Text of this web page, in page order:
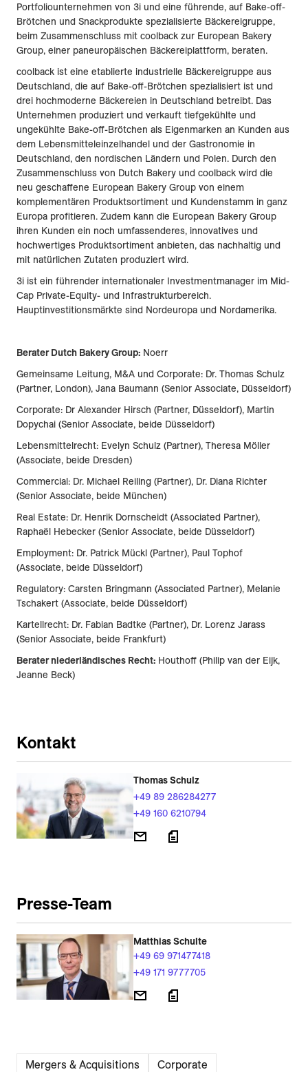
Portfoliounternehmen von 3i und eine führende, auf Bake-off-
Brötchen und Snackprodukte spezialisierte Bäckereigruppe,
beim Zusammenschluss mit coolback zur European Bakery
Group, einer paneuropäischen Bäckereiplattform, beraten.
coolback ist eine etablierte industrielle Bäckereigruppe aus
Deutschland, die auf Bake-off-Brötchen spezialisiert ist und
drei hochmoderne Bäckereien in Deutschland betreibt. Das
Unternehmen produziert und verkauft tiefgekühlte und
ungekühlte Bake-off-Brötchen als Eigenmarken an Kunden aus
dem Lebensmitteleinzelhandel und der Gastronomie in
Deutschland, den nordischen Ländern und Polen. Durch den
Zusammenschluss von Dutch Bakery und coolback wird die
neu geschaffene European Bakery Group von einem
komplementären Produktsortiment und Kundenstamm in ganz
Europa profitieren. Zudem kann die European Bakery Group
ihren Kunden ein noch umfassenderes, innovatives und
hochwertiges Produktsortiment anbieten, das nachhaltig und
mit natürlichen Zutaten produziert wird.
3i ist ein führender internationaler Investmentmanager im Mid-
Cap Private-Equity- und Infrastrukturbereich.
Hauptinvestitionsmärkte sind Nordeuropa und Nordamerika.
Berater Dutch Bakery Group: Noerr
Gemeinsame Leitung, M&A und Corporate: Dr. Thomas Schulz
(Partner, London), Jana Baumann (Senior Associate, Düsseldorf)
Corporate: Dr Alexander Hirsch (Partner, Düsseldorf), Martin
Dopychai (Senior Associate, beide Düsseldorf)
Lebensmittelrecht: Evelyn Schulz (Partner), Theresa Möller
(Associate, beide Dresden)
Commercial: Dr. Michael Reiling (Partner), Dr. Diana Richter
(Senior Associate, beide München)
Real Estate: Dr. Henrik Dornscheidt (Associated Partner),
Raphaël Hebecker (Senior Associate, beide Düsseldorf)
Employment: Dr. Patrick Mückl (Partner), Paul Tophof
(Associate, beide Düsseldorf)
Regulatory: Carsten Bringmann (Associated Partner), Melanie
Tschakert (Associate, beide Düsseldorf)
Kartellrecht: Dr. Fabian Badtke (Partner), Dr. Lorenz Jarass
(Senior Associate, beide Frankfurt)
Berater niederländisches Recht: Houthoff (Philip van der Eijk,
Jeanne Beck)
Kontakt
Thomas Schulz
+49 89 286284277
+49 160 6210794
Presse-Team
Matthias Schulte
+49 69 971477418
+49 171 9777705
Mergers & Acquisitions Corporate